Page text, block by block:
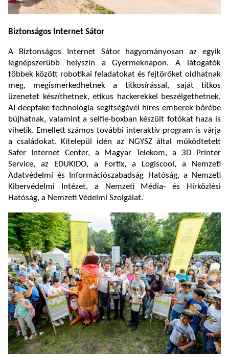
Biztonságos Internet Sátor
A Biztonságos Internet Sátor hagyományosan az egyik
legnépszerűbb helyszín a Gyermeknapon. A látogatók
többek között robotikai feladatokat és fejtörőket oldhatnak
meg, megismerkedhetnek a titkosírással, saját titkos
üzenetet készíthetnek, etikus hackerekkel beszélgethetnek,
AI deepfake technológia segítségével híres emberek bőrébe
bújhatnak, valamint a selfie-boxban készült fotókat haza is
vihetik. Emellett számos további interaktív program is várja
a családokat. Kitelepül idén az NGYSZ által működtetett
Safer Internet Center, a Magyar Telekom, a 3D Printer
Service, az EDUKIDO, a Fortix, a Logiscool, a Nemzeti
Adatvédelmi és Információszabadság Hatóság, a Nemzeti
Kibervédelmi Intézet, a Nemzeti Média- és Hírközlési
Hatóság, a Nemzeti Védelmi Szolgálat.